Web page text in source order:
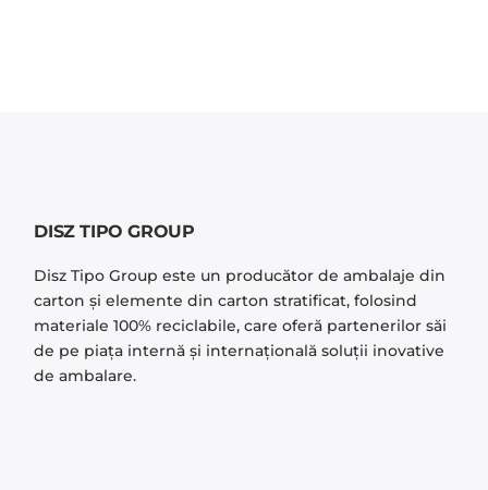
DISZ TIPO GROUP
Disz Tipo Group este un producător de ambalaje din
carton și elemente din carton stratificat, folosind
materiale 100% reciclabile, care oferă partenerilor săi
de pe piaţa internă şi internaţională soluţii inovative
de ambalare.